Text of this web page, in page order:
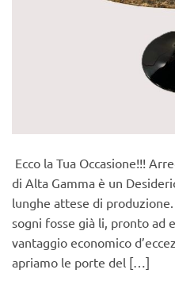
Ecco la Tua Occasione!!!
di Alta Gamma è un
lunghe attese di
sogni fosse già li, pronto ad
vantaggio economico
apriamo le porte del […]